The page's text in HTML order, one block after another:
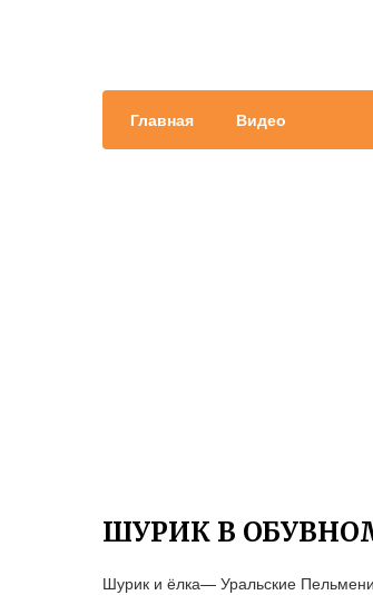
Главная Видео
ШУРИК В
Шурик и ёлка— Уральские